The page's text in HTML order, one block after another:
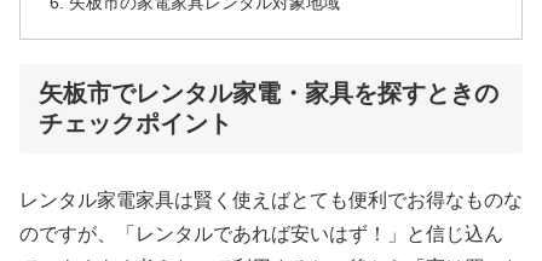
矢板市でレンタル家電・家具を探すときの
チェックポイント
レンタル家電家具は賢く使えばとても便利でお得なものな
のですが、「レンタルであれば安いはず！」と信じ込ん